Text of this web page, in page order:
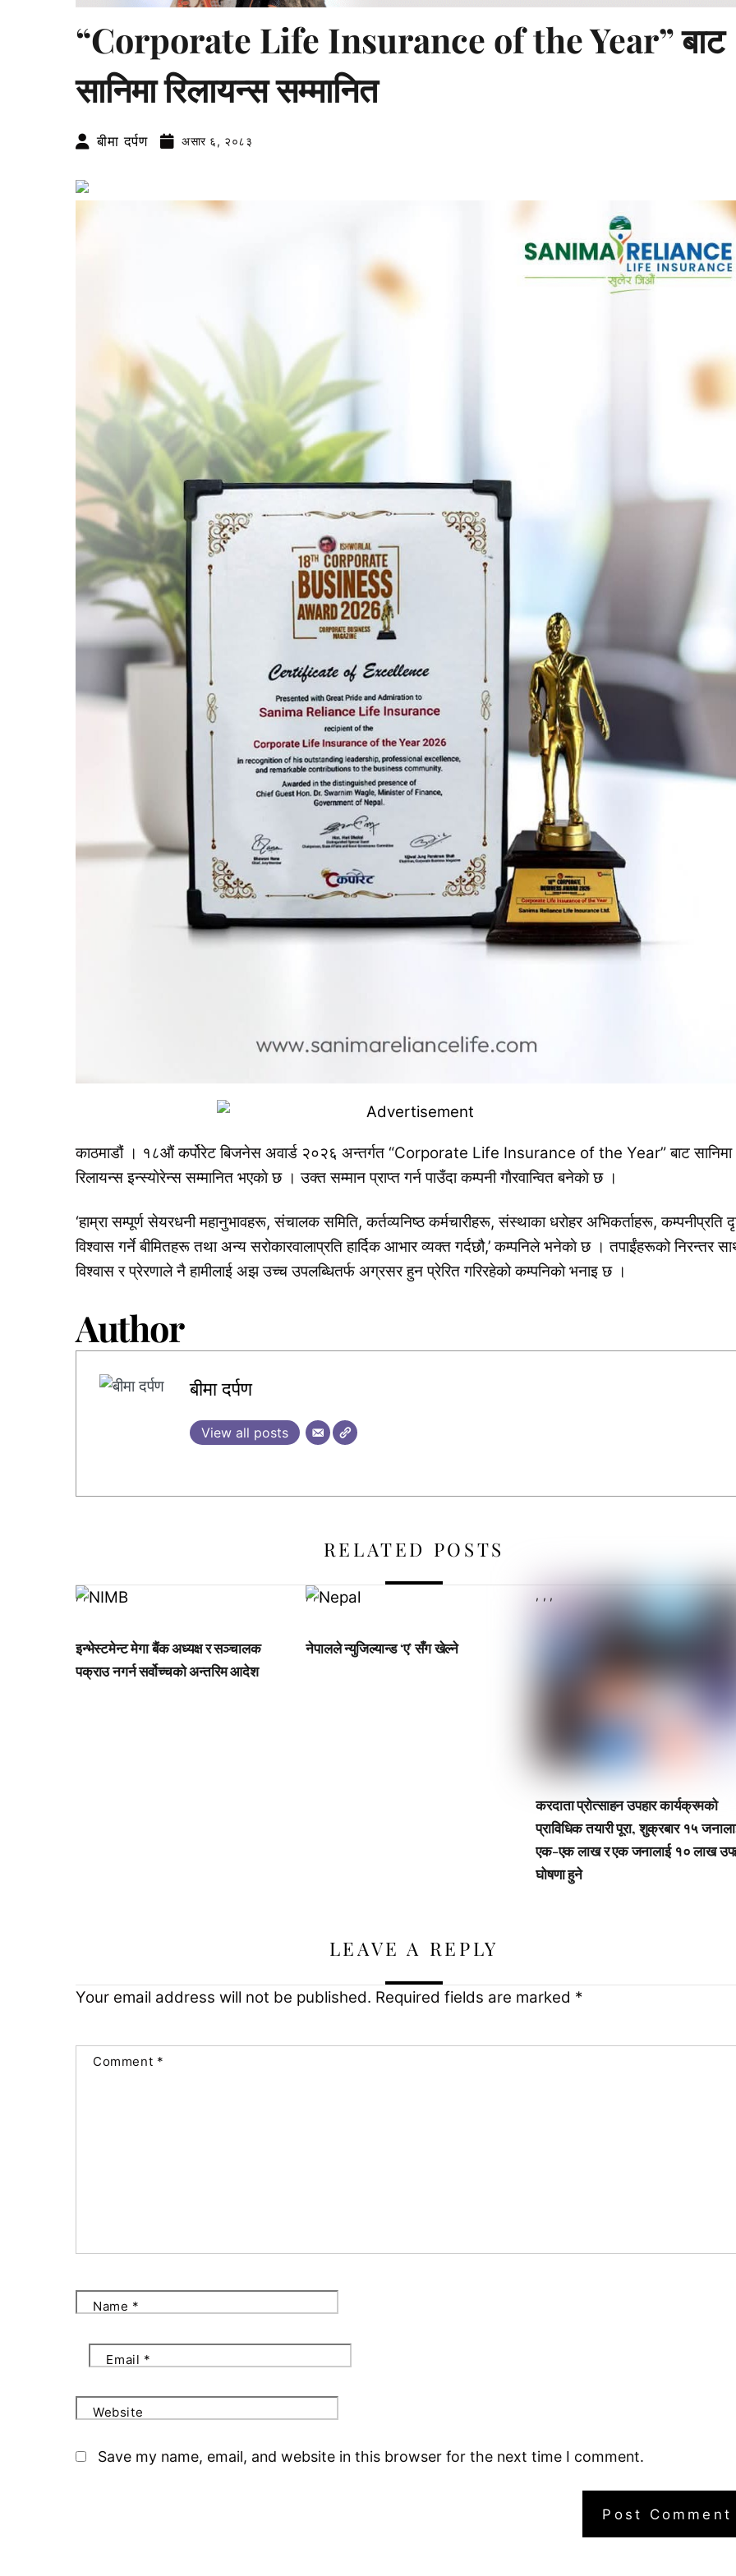
“Corporate Life Insurance of the Year” बाट
सानिमा रिलायन्स सम्मानित
बीमा दर्पण असार ६, २०८३
काठमाडौं । १८औं कर्पोरेट बिजनेस अवार्ड २०२६ अन्तर्गत “Corporate Life Insurance of the Year” बाट सानिमा
रिलायन्स इन्स्याेरेन्स सम्मानित भएकाे छ । उक्त सम्मान प्राप्त गर्न पाउँदा कम्पनी गाैरवान्वित बनेकाे छ ।
‘हाम्रा सम्पूर्ण सेयरधनी महानुभावहरू, संचालक समिति, कर्तव्यनिष्ठ कर्मचारीहरू, संस्थाका धरोहर अभिकर्ताहरू, कम्पनीप्रति
विश्वास गर्ने बीमितहरू तथा अन्य सरोकारवालाप्रति हार्दिक आभार व्यक्त गर्दछौ,’ कम्पनिले भनेकाे छ । तपाईंहरूको निरन्तर
विश्वास र प्रेरणाले नै हामीलाई अझ उच्च उपलब्धितर्फ अग्रसर हुन प्रेरित गरिरहेको कम्पनिकाे भनाइ छ ।
Author
बीमा दर्पण
View all posts
RELATED POSTS
,,
इन्भेस्टमेन्ट मेगा बैंक अध्यक्ष र सञ्चालक
पक्राउ नगर्न सर्वोच्चको अन्तरिम आदेश
,,,
नेपालले न्युजिल्यान्ड ‘ए’ सँग खेल्ने
, , ,
करदाता प्रोत्साहन उपहार कार्यक्रमको
प्राविधिक तयारी पूरा, शुक्रबार १५
एक-एक लाख र एक जनालाई १० लाख
घोषणा हुने
LEAVE A REPLY
Your email address will not be published. Required fields are marked *
Comment *
Name *
Email *
Website
Save my name, email, and website in this browser for the next time I comment.